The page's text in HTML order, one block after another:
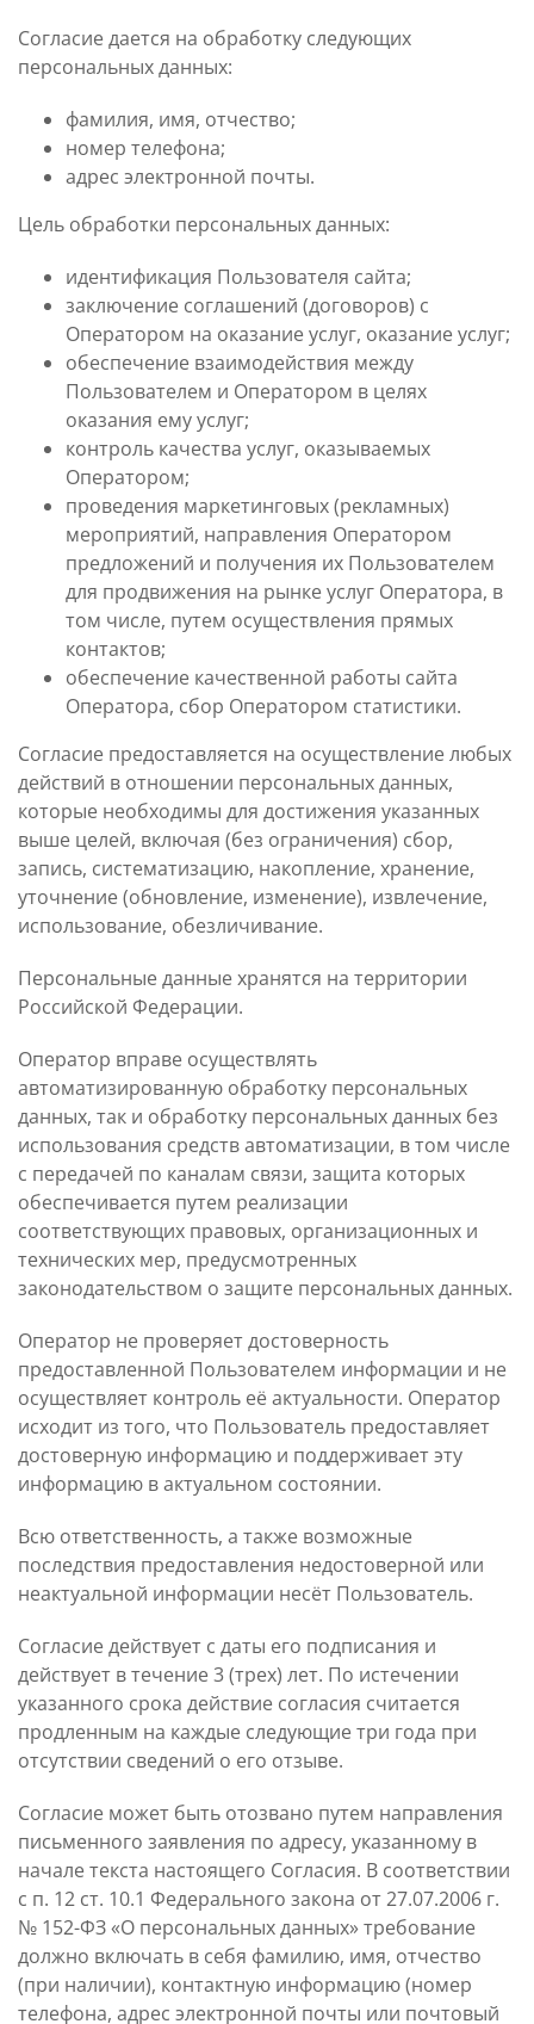
Согласие дается на обработку следующих
персональных данных:
фамилия, имя, отчество;
номер телефона;
адрес электронной почты.
Цель обработки персональных данных:
идентификация Пользователя сайта;
заключение соглашений (договоров) с
Оператором на оказание услуг, оказание услуг;
обеспечение взаимодействия между
Пользователем и Оператором в целях
оказания ему услуг;
контроль качества услуг, оказываемых
Оператором;
проведения маркетинговых (рекламных)
мероприятий, направления Оператором
предложений и получения их Пользователем
для продвижения на рынке услуг Оператора, в
том числе, путем осуществления прямых
контактов;
обеспечение качественной работы сайта
Оператора, сбор Оператором статистики.
Согласие предоставляется на осуществление любых
действий в отношении персональных данных,
которые необходимы для достижения указанных
выше целей, включая (без ограничения) сбор,
запись, систематизацию, накопление, хранение,
уточнение (обновление, изменение), извлечение,
использование, обезличивание.
Персональные данные хранятся на территории
Российской Федерации.
Оператор вправе осуществлять
автоматизированную обработку персональных
данных, так и обработку персональных данных без
использования средств автоматизации, в том числе
с передачей по каналам связи, защита которых
обеспечивается путем реализации
соответствующих правовых, организационных и
технических мер, предусмотренных
законодательством о защите персональных данных.
Оператор не проверяет достоверность
предоставленной Пользователем информации и не
осуществляет контроль её актуальности. Оператор
исходит из того, что Пользователь предоставляет
достоверную информацию и поддерживает эту
информацию в актуальном состоянии.
Всю ответственность, а также возможные
последствия предоставления недостоверной или
неактуальной информации несёт Пользователь.
Согласие действует с даты его подписания и
действует в течение 3 (трех) лет. По истечении
указанного срока действие согласия считается
продленным на каждые следующие три года при
отсутствии сведений о его отзыве.
Согласие может быть отозвано путем направления
письменного заявления по адресу, указанному в
начале текста настоящего Согласия. В соответствии
с п. 12 ст. 10.1 Федерального закона от 27.07.2006 г.
№ 152-ФЗ «О персональных данных» требование
должно включать в себя фамилию, имя, отчество
(при наличии), контактную информацию (номер
телефона, адрес электронной почты или почтовый